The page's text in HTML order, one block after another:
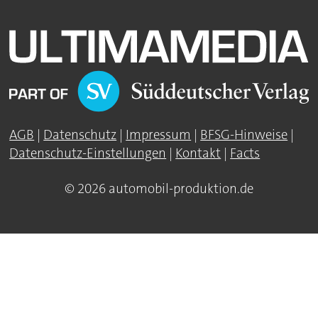
AGB | Datenschutz | Impressum | BFSG-Hinweise |
Datenschutz-Einstellungen | Kontakt | Facts
© 2026 automobil-produktion.de